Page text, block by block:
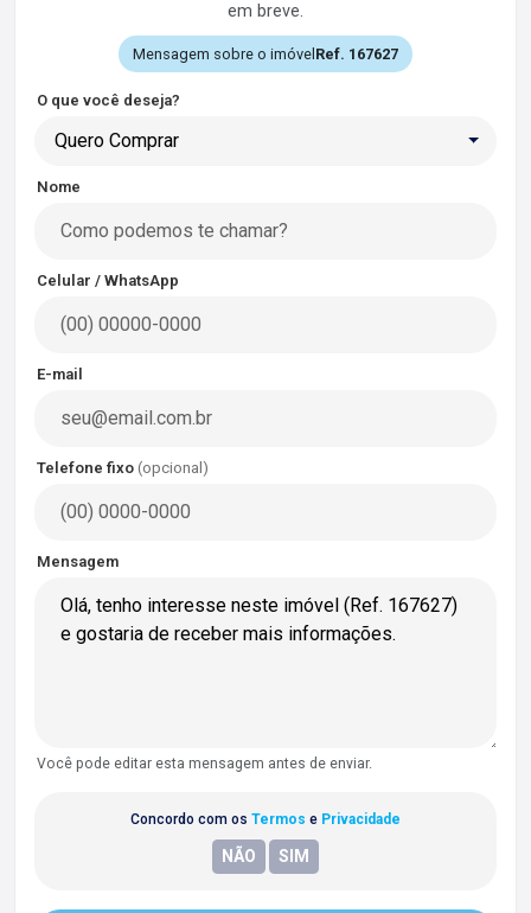
em breve.
Mensagem sobre o imóvel Ref. 167627
O que você deseja?
Quero Comprar
Nome
Celular / WhatsApp
E-mail
Telefone fixo (opcional)
Mensagem
Você pode editar esta mensagem antes de enviar.
Concordo com os Termos e Privacidade